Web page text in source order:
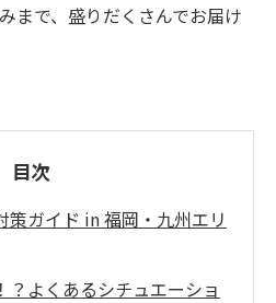
まで、盛りだくさんでお届け
目次
策ガイド in 福岡・九州エリ
？よくあるシチュエーショ